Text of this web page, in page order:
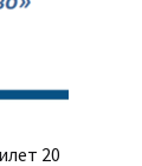
20